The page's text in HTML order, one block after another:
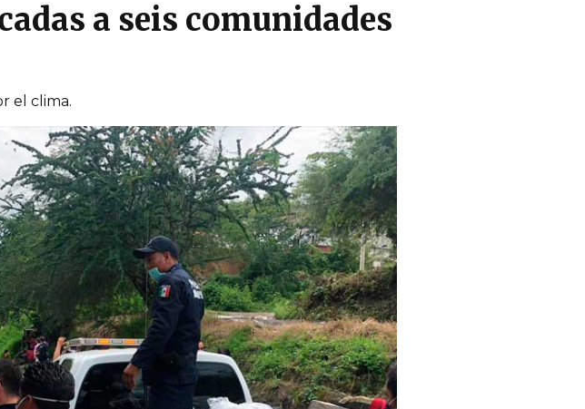
a seis comunidades
el clima.